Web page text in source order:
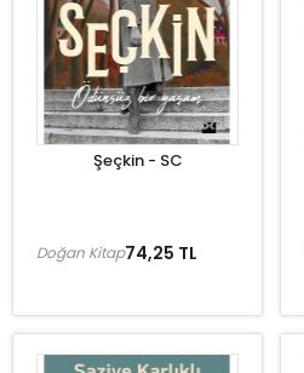
Şeçkin - SC
74,25 TL
Doğan Kitap